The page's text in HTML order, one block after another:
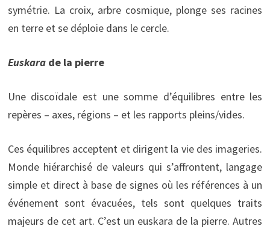
symétrie. La croix, arbre cosmique, plonge ses racines
en terre et se déploie dans le cercle.
Euskarade la pierre
Une discoïdale est une somme d’équilibres entre les
repères – axes, régions – et les rapports pleins/vides.
Ces équilibres acceptent et dirigent la vie des imageries.
Monde hiérarchisé de valeurs qui s’affrontent, langage
simple et direct à base de signes où les références à un
événement sont évacuées, tels sont quelques traits
majeurs de cet art. C’est un euskara de la pierre. Autres